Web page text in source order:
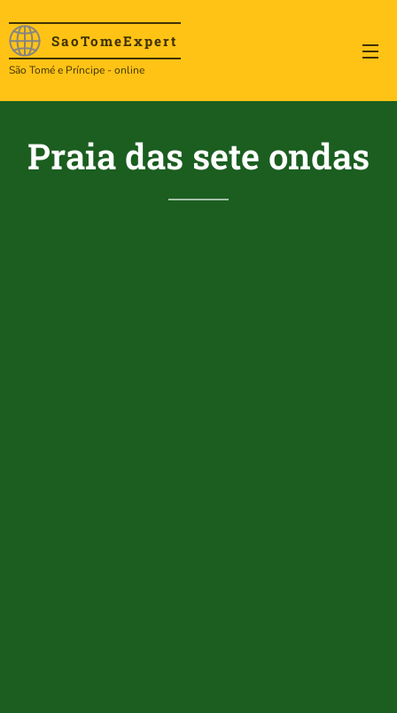
SaoTomeExpert
São Tomé e Príncipe - online
Praia das sete ondas